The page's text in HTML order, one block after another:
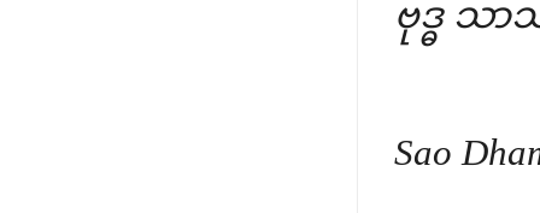
ဗုဒ္ဓ သာ
Sao